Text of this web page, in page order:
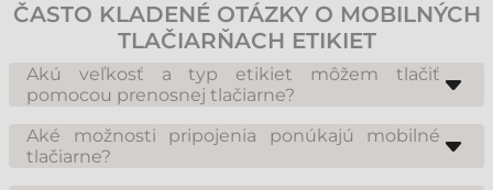
ČASTO KLADENÉ OTÁZKY O MOBILNÝCH
TLAČIARŇACH ETIKIET
Akú veľkosť a typ etikiet môžem tlačiť
pomocou prenosnej tlačiarne?
modely nemajú senzor na medzery (GAP senzor) a sú vhodné len na
tlač na kontinuálne materiály. Druhá kategória disponuje senzorom a
umožňuje tlač na klasické vysekávané etikety. Väčšina mobilných
Aké možnosti pripojenia ponúkajú mobilné
tlačiarne?